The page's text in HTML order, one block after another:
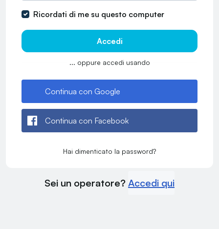
Ricordati di me su questo computer
Accedi
... oppure accedi usando
Continua con Google
Continua con Facebook
Hai dimenticato la password?
Sei un operatore? Accedi qui